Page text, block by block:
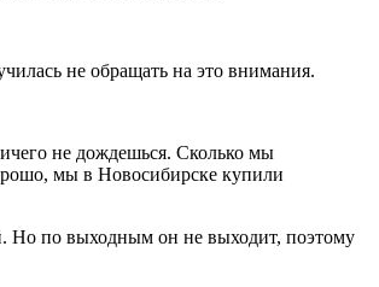
не обращать на это внимания.
не дождешься. Сколько мы
мы в Новосибирске купили
Но по выходным он не выходит, поэтому